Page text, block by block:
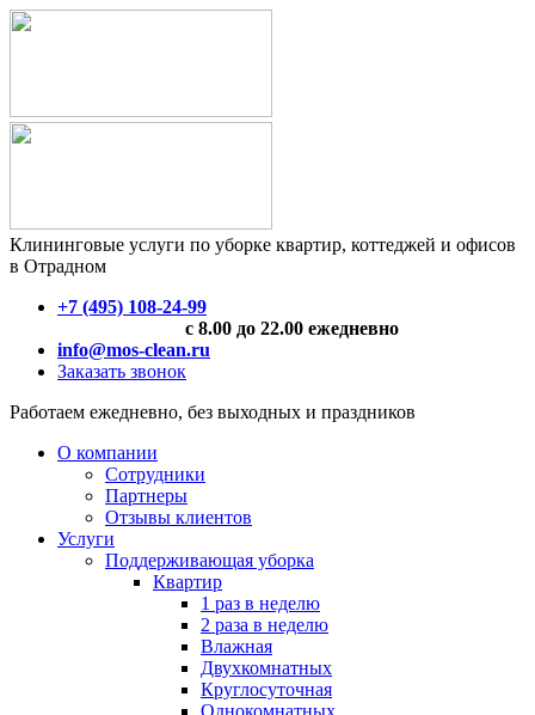
Клининговые услуги по уборке квартир, коттеджей и офисов
в Отрадном
+7 (495) 108-24-99
с 8.00 до 22.00 ежедневно
info@mos-clean.ru
Заказать звонок
Работаем ежедневно, без выходных и праздников
О компании
Сотрудники
Партнеры
Отзывы клиентов
Услуги
Поддерживающая уборка
Квартир
1 раз в неделю
2 раза в неделю
Влажная
Двухкомнатных
Круглосуточная
Однокомнатных